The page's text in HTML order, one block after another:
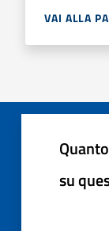
VAI ALLA
su